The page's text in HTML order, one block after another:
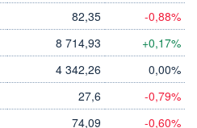
82,35 -0,88%
8 714,93 +0,17%
4 342,26 0,00%
27,6 -0,79%
74,09 -0,60%